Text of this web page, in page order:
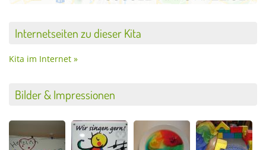
Internetseiten zu dieser Kita
Kita im Internet »
Bilder & Impressionen